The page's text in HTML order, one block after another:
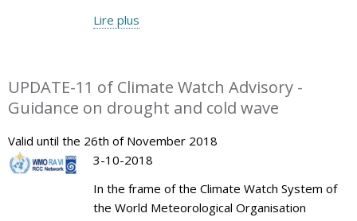
Lire plus
UPDATE-11 of Climate Watch Advisory -
Guidance on drought and cold wave
Valid until the 26th of November 2018
3-10-2018
In the frame of the Climate Watch System of
the World Meteorological Organisation